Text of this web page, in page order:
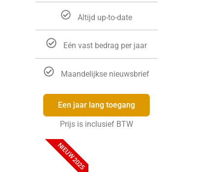
Altijd up-to-date
Eén vast bedrag per jaar
Maandelijkse nieuwsbrief
Een jaar lang toegang
Prijs is inclusief BTW
NIEUW 2025